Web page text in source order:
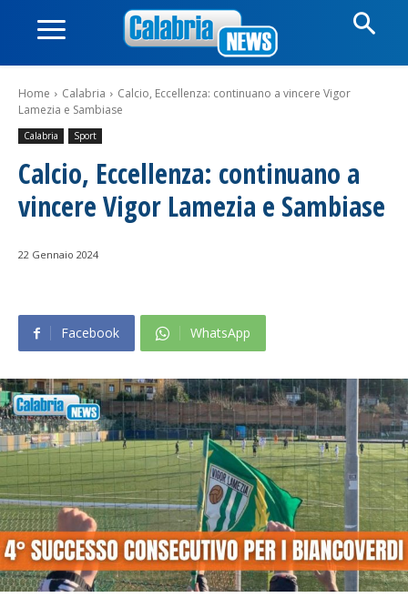
Home Calabria
Calcio, Eccellenza: continuano a vincere Vigor
Lamezia e Sambiase
Calabria Sport
Calcio, Eccellenza: continuano a
vincere Vigor Lamezia e Sambiase
22 Gennaio 2024
Facebook WhatsApp